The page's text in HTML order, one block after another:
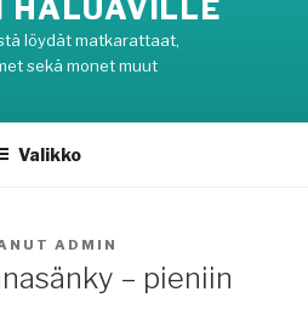
HALUAVILLE
löydät matkarattaat,
sekä monet muut
Valikko
ADMIN
– pieniin